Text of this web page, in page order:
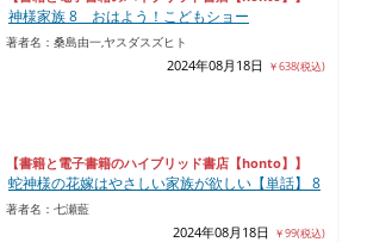
神様家族 8 おはよう！こどもショー
著者名：桑島由一,ヤスダスズヒト
2024年08月18日 ￥638(税込)
【書籍と電子書籍のハイブリッド書店【honto】】
蛇神様の花嫁はやさしい家族が欲しい【単話】 8
著者名：七瀬藍
2024年08月18日 ￥99(税込)